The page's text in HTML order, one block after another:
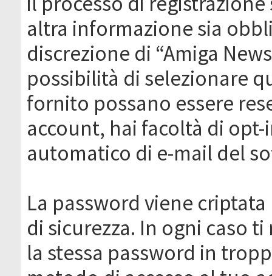
altra informazione sia
discrezione di “Amiga
possibilità di selezionare
fornito possano essere
account, hai facoltà di
automatico di e-mail del
La password viene
di sicurezza. In ogni caso
la stessa password in